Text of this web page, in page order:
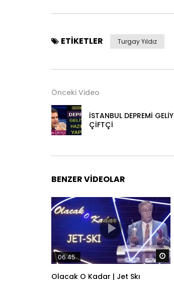
ETIKETLER Turgay Yıldız
Önceki Video
İSTANBUL DEPREMİ
ÇİFTÇİ
BENZER VIDEOLAR
06:45
Olacak O Kadar | Jet Skı